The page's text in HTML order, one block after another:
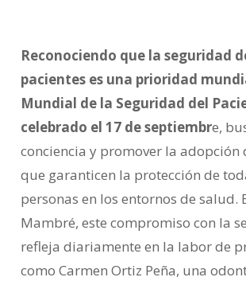
Reconociendo que la seguridad
pacientes es una prioridad
Mundial de la Seguridad del
celebrado el 17 de septiembre,
conciencia y promover la adopción
que garanticen la protección de
personas en los entornos de salud.
Mambré, este compromiso con la
refleja diariamente en la labor de
como Carmen Ortiz Peña, una